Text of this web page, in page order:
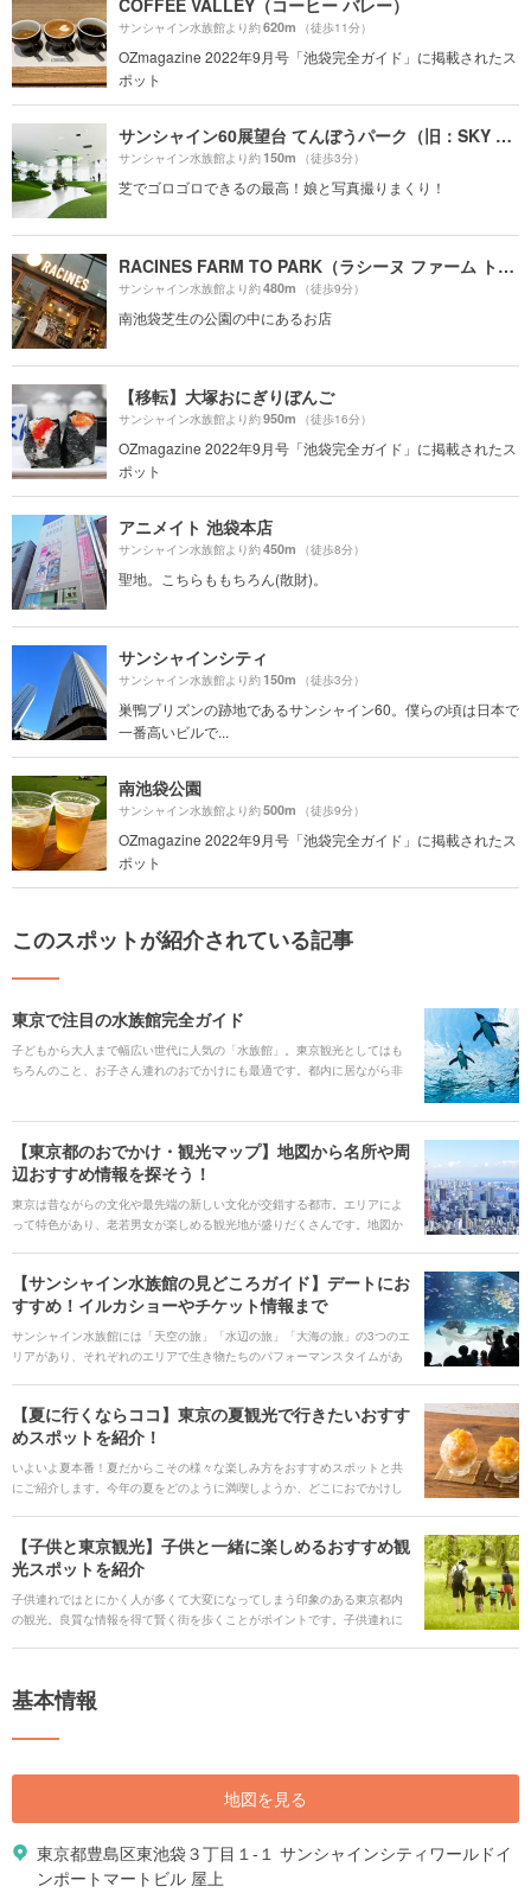
サンシャイン水族館より約620m （徒歩11分）
OZmagazine 2022年9月号「池袋完全ガイド」に掲載されたス
ポット
サンシャイン60展望台 てんぼうパーク（旧：SKY CIRCUS サンシャイン60展望台）
サンシャイン水族館より約150m （徒歩3分）
芝でゴロゴロできるの最高！娘と写真撮りまくり！
RACINES FARM TO PARK（ラシーヌ ファーム トゥー パーク）
サンシャイン水族館より約480m （徒歩9分）
南池袋芝生の公園の中にあるお店
【移転】大塚おにぎりぼんご
サンシャイン水族館より約950m （徒歩16分）
OZmagazine 2022年9月号「池袋完全ガイド」に掲載されたス
ポット
アニメイト 池袋本店
サンシャイン水族館より約450m （徒歩8分）
聖地。こちらももちろん(散財)。
サンシャインシティ
サンシャイン水族館より約150m （徒歩3分）
巣鴨プリズンの跡地であるサンシャイン60。僕らの頃は日本で
一番高いビルで...
南池袋公園
サンシャイン水族館より約500m （徒歩9分）
OZmagazine 2022年9月号「池袋完全ガイド」に掲載されたス
ポット
このスポットが紹介されている記事
東京で注目の水族館完全ガイド
子どもから大人まで幅広い世代に人気の「水族館」。東京観光としてはも
ちろんのこと、お子さん連れのおでかけにも最適です。都内に居ながら非
しましたので、気になる水族館をぜひここで見つけてくださいね！
【東京都のおでかけ・観光マップ】地図から名所や周
辺おすすめ情報を探そう！
東京は昔ながらの文化や最先端の新しい文化が交錯する都市。エリアによ
って特色があり、老若男女が楽しめる観光地が盛りだくさんです。地図か
【サンシャイン水族館の見どころガイド】デートにお
すすめ！イルカショーやチケット情報まで
サンシャイン水族館には「天空の旅」「水辺の旅」「大海の旅」の3つのエ
リアがあり、それぞれのエリアで生き物たちのパフォーマンスタイムがあ
すすめ動画 [youtube:id:JEnDJwjD9Wo]
【夏に行くならココ】東京の夏観光で行きたいおすす
めスポットを紹介！
いよいよ夏本番！夏だからこその様々な楽しみ方をおすすめスポットと共
にご紹介します。今年の夏をどのように満喫しようか、どこにおでかけし
【子供と東京観光】子供と一緒に楽しめるおすすめ観
光スポットを紹介
子供連れではとにかく人が多くて大変になってしまう印象のある東京都内
の観光。良質な情報を得て賢く街を歩くことがポイントです。子供連れに
基本情報
地図を見る
東京都豊島区東池袋３丁目１-１ サンシャインシティワールドイ
ンポートマートビル 屋上